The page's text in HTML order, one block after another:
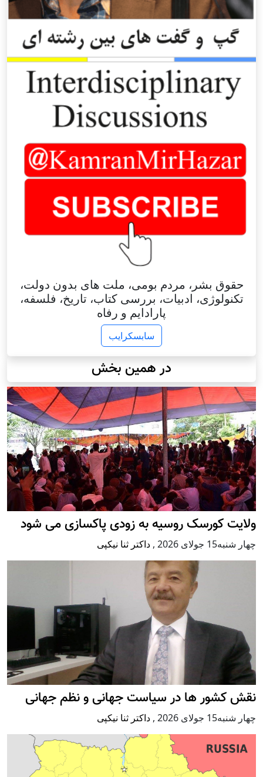
حقوق بشر، مردم بومی، ملت های بدون دولت،
تکنولوژی، ادبیات، بررسی کتاب، تاریخ، فلسفه،
پارادایم و رفاه
سابسکرایب
در همین بخش
ولایت کورسک روسیه به زودی پاکسازی می شود
چهار شنبه15 جولای 2026 , داکتر ثنا نیکپی
نقش کشور ها در سیاست جهانی و نظم جهانی
چهار شنبه15 جولای 2026 , داکتر ثنا نیکپی